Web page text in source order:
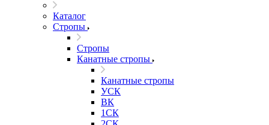
Каталог
Стропы
Стропы
Канатные стропы
Канатные стропы
УСК
ВК
1СК